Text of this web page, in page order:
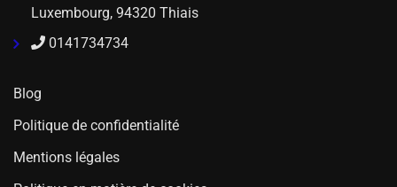
Luxembourg, 94320 Thiais
0141734734
Blog
Politique de confidentialité
Mentions légales